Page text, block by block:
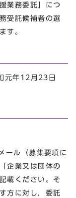
業務委託」につ
受託候補者の選
す。
元年12月23日
ール（募集要項に
企業又は団体の
載ください。そ
方に対し，委託